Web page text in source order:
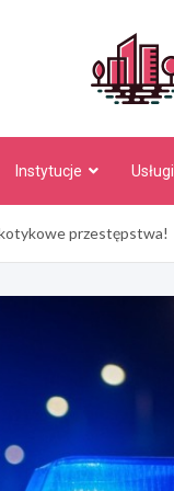
Instytucje Usługi
przestępstwa!